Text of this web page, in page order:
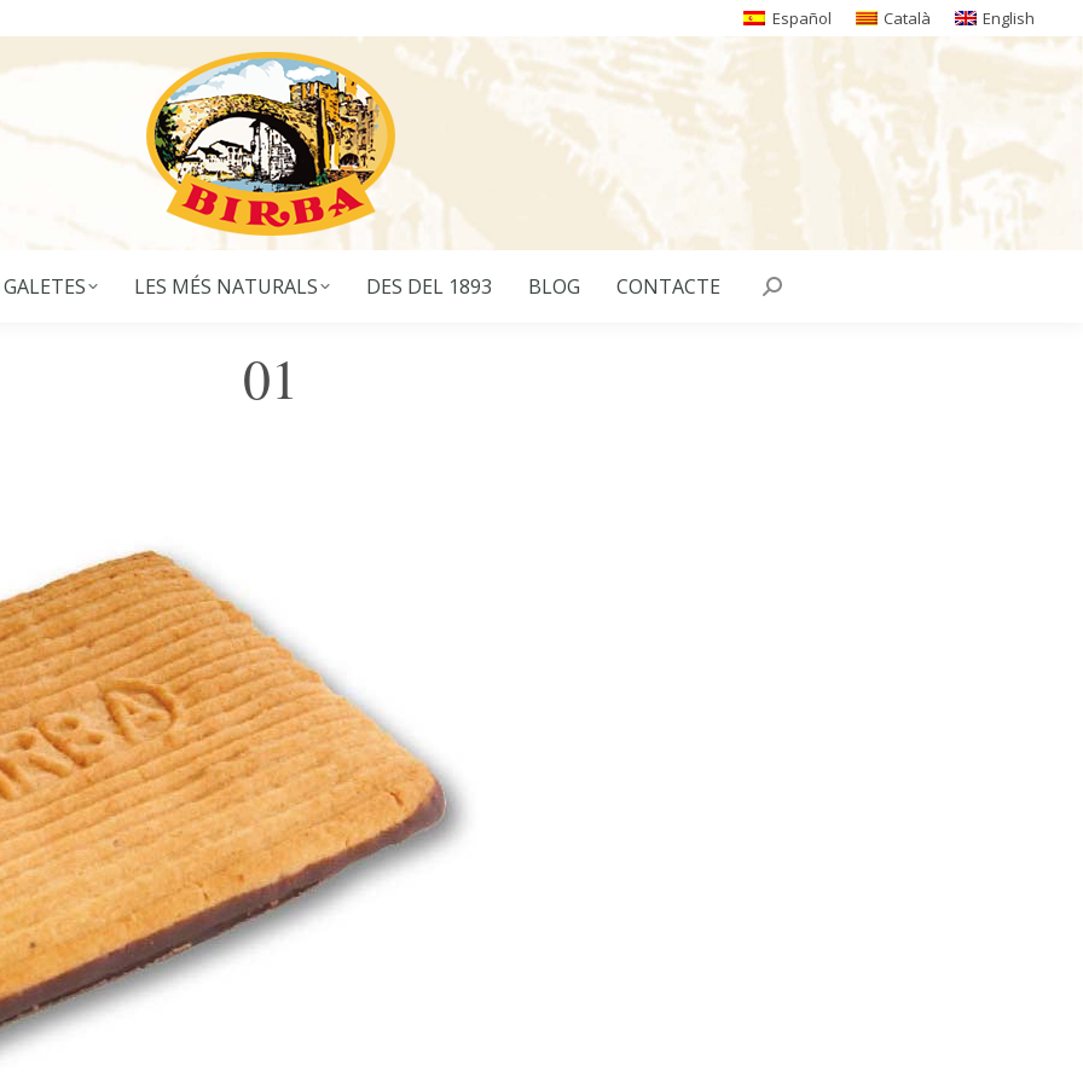
Español Català English
LES MÉS NATURALS DES DEL 1893 BLOG CONTACTE Search:
01